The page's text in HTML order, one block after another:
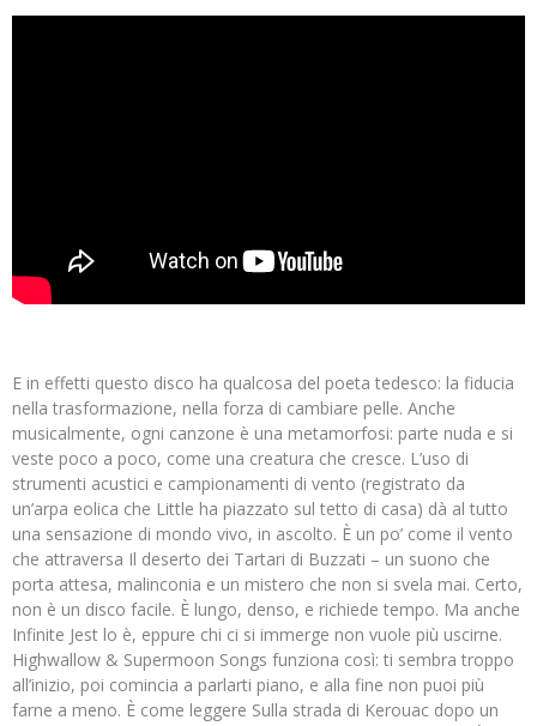
E in effetti questo disco ha qualcosa del poeta tedesco: la fiducia
nella trasformazione, nella forza di cambiare pelle. Anche
musicalmente, ogni canzone è una metamorfosi: parte nuda e si
veste poco a poco, come una creatura che cresce. L’uso di
strumenti acustici e campionamenti di vento (registrato da
un’arpa eolica che Little ha piazzato sul tetto di casa) dà al tutto
una sensazione di mondo vivo, in ascolto. È un po’ come il vento
che attraversa Il deserto dei Tartari di Buzzati – un suono che
porta attesa, malinconia e un mistero che non si svela mai. Certo,
non è un disco facile. È lungo, denso, e richiede tempo. Ma anche
Infinite Jest lo è, eppure chi ci si immerge non vuole più uscirne.
Highwallow & Supermoon Songs funziona così: ti sembra troppo
all’inizio, poi comincia a parlarti piano, e alla fine non puoi più
farne a meno. È come leggere Sulla strada di Kerouac dopo un